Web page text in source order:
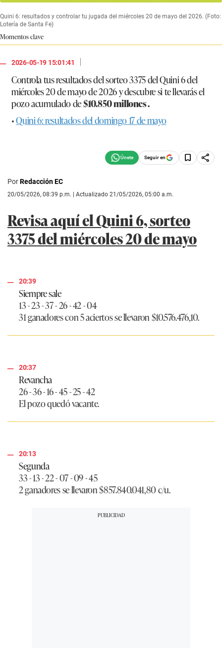
Quini 6: resultados y controlar tu jugada del miércoles 20 de mayo del 2026. (Foto:
Lotería de Santa Fe)
Momentos clave
2026-05-19 15:01:41
|
Controla tus resultados delsorteo 3375 del Quini 6del
miércoles 20 de mayo de 2026 y descubre si te llevarás el
pozo acumulado de$10.850 millones .
•Quini 6: resultados del domingo 17 de mayo
Seguir en
PorRedacción EC
20/05/2026, 08:39 p.m. | Actualizado 21/05/2026, 05:00 a.m.
Revisa aquí el Quini 6, sorteo
3375 del miércoles 20 de mayo
20:39
Siempre sale
13 - 23 - 37 - 26 - 42 - 04
31 ganadores con 5 aciertos se llevaron$10.576.476,10.
20:37
Revancha
26 - 36 - 16 - 45 - 25 - 42
El pozo quedó vacante.
20:13
Segunda
33 - 13 - 22 - 07 - 09 - 45
2 ganadores se llevaron$857.840.041,80c/u.